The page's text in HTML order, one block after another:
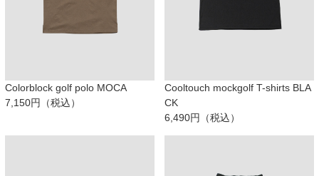
Colorblock golf polo MOCA
7,150円（税込）
Cooltouch mockgolf T-shirts BLA
CK
6,490円（税込）